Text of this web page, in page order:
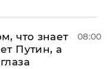
что знает
Путин, а
08:00